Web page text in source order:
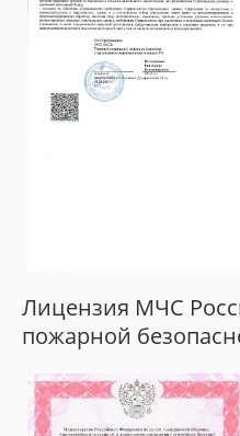
Лицензия МЧС
пожарной